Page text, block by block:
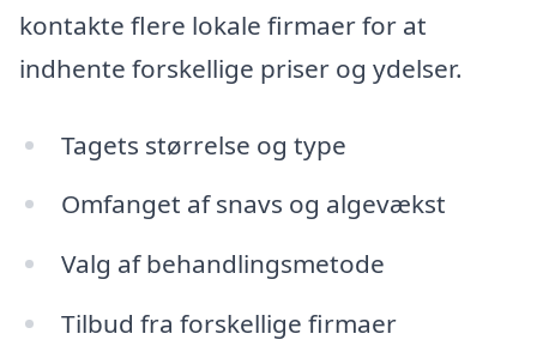
kontakte flere lokale firmaer for at
indhente forskellige priser og ydelser.
Tagets størrelse og type
Omfanget af snavs og algevækst
Valg af behandlingsmetode
Tilbud fra forskellige firmaer